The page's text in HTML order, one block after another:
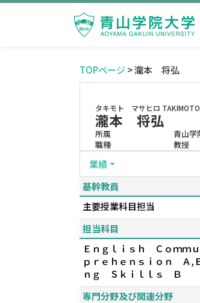
TOPページ > 瀧本 将弘
タキモト マサヒロ
瀧本 将弘
所属
青山学
職種
教授
業績
基幹教員
主要授業科目担当
担当科目
Ｅｎｇｌｉｓｈ Ｃｏｍｍ
ｐｒｅｈｅｎｓｉｏｎ Ａ
ｎｇ Ｓｋｉｌｌｓ Ｂ
専門分野及び関連分野